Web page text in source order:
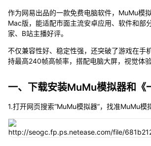
作为网易出品的一款免费电脑软件，MuMu模
Mac版，能适配市面主流安卓应用、软件和部
家、B站主播好评。
不仅兼容性好、稳定性强，还突破了游戏在手
持最高240帧高帧率，搭配电脑大屏，视觉体验
一、下载安装MuMu模拟器和《
1.打开网页搜索“MuMu模拟器”，找准MuMu模